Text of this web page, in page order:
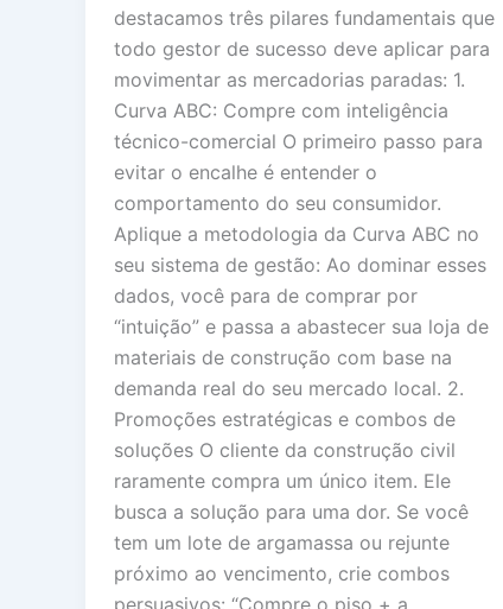
destacamos três pilares fundamentais que
todo gestor de sucesso deve aplicar para
movimentar as mercadorias paradas: 1.
Curva ABC: Compre com inteligência
técnico-comercial O primeiro passo para
evitar o encalhe é entender o
comportamento do seu consumidor.
Aplique a metodologia da Curva ABC no
seu sistema de gestão: Ao dominar esses
dados, você para de comprar por
“intuição” e passa a abastecer sua loja de
materiais de construção com base na
demanda real do seu mercado local. 2.
Promoções estratégicas e combos de
soluções O cliente da construção civil
raramente compra um único item. Ele
busca a solução para uma dor. Se você
tem um lote de argamassa ou rejunte
próximo ao vencimento, crie combos
persuasivos: “Compre o piso + a